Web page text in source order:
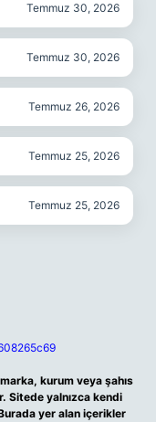
Temmuz 30, 2026
Temmuz 30, 2026
Temmuz 26, 2026
Temmuz 25, 2026
Temmuz 25, 2026
kurum veya şahıs
Sitede yalnızca kendi
yer alan içerikler